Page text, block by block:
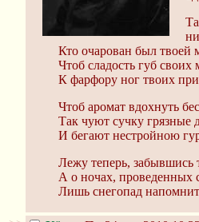
Кто очарован был твоей
Чтоб сладость губ своих
К фарфору ног твоих
Чтоб аромат вдохнуть
Так чуют сучку грязные
И бегают нестройною
Лежу теперь, забывшись
А о ночах, проведенных
Лишь снегопад